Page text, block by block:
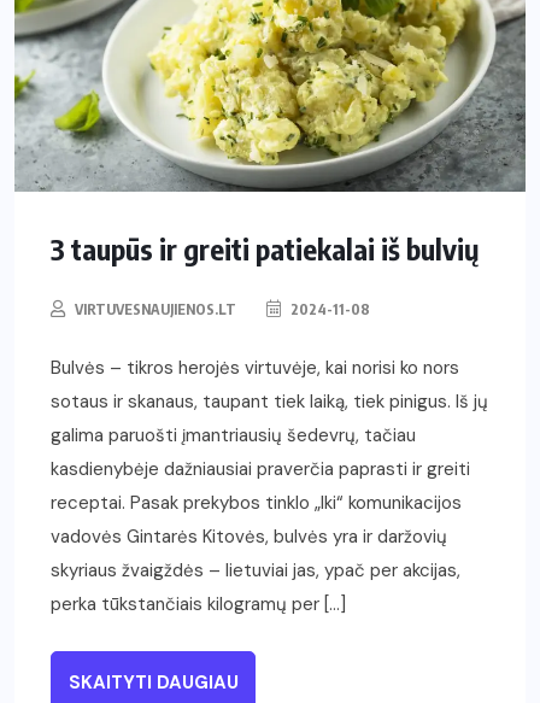
3 taupūs ir greiti patiekalai iš bulvių
VIRTUVESNAUJIENOS.LT 2024-11-08
Bulvės – tikros herojės virtuvėje, kai norisi ko nors
sotaus ir skanaus, taupant tiek laiką, tiek pinigus. Iš jų
galima paruošti įmantriausių šedevrų, tačiau
kasdienybėje dažniausiai praverčia paprasti ir greiti
receptai. Pasak prekybos tinklo „Iki“ komunikacijos
vadovės Gintarės Kitovės, bulvės yra ir daržovių
skyriaus žvaigždės – lietuviai jas, ypač per akcijas,
perka tūkstančiais kilogramų per […]
SKAITYTI DAUGIAU